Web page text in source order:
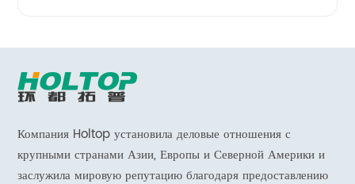
Компания Holtop установила деловые отношения с
крупными странами Азии, Европы и Северной Америки и
заслужила мировую репутацию благодаря предоставлению